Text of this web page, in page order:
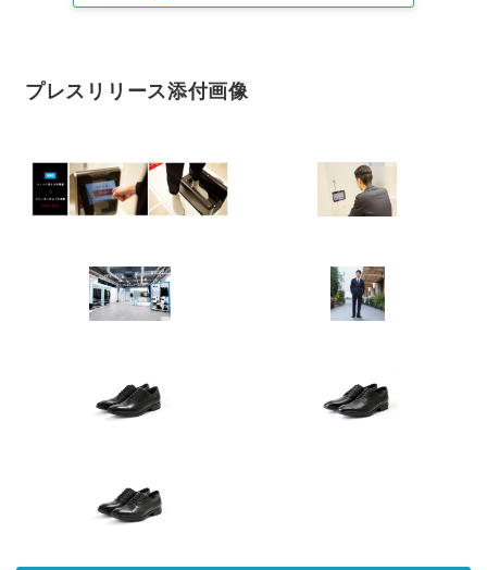
プレスリリース添付画像